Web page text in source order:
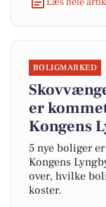
BOLIGMARKED
er
Kongens
5 nye boliger
Kongens
over, hvilke
koster.